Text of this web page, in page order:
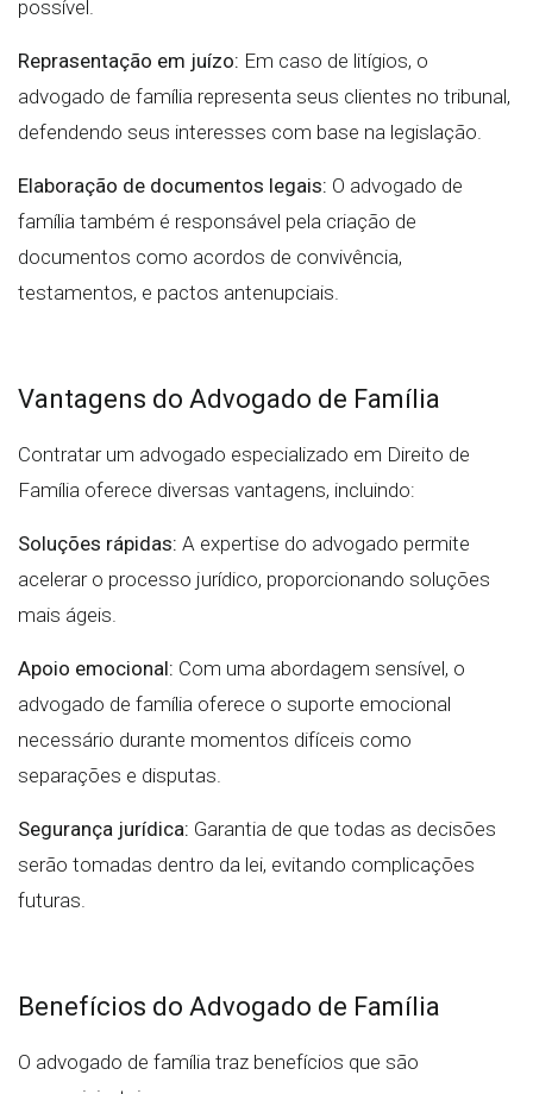
possível.
Reprasentação em juízo: Em caso de litígios, o
advogado de família representa seus clientes no tribunal,
defendendo seus interesses com base na legislação.
Elaboração de documentos legais: O advogado de
família também é responsável pela criação de
documentos como acordos de convivência,
testamentos, e pactos antenupciais.
Vantagens do Advogado de Família
Contratar um advogado especializado em Direito de
Família oferece diversas vantagens, incluindo:
Soluções rápidas: A expertise do advogado permite
acelerar o processo jurídico, proporcionando soluções
mais ágeis.
Apoio emocional: Com uma abordagem sensível, o
advogado de família oferece o suporte emocional
necessário durante momentos difíceis como
separações e disputas.
Segurança jurídica: Garantia de que todas as decisões
serão tomadas dentro da lei, evitando complicações
futuras.
Benefícios do Advogado de Família
O advogado de família traz benefícios que são